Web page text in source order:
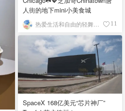
人街的地下mini小美食城
11
SpaceX 168亿美元“芯片神厂”